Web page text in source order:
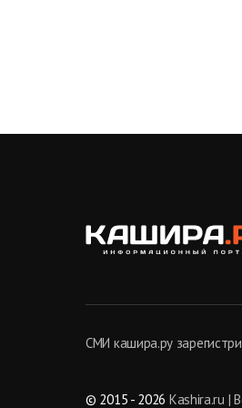
СМИ кашира.ру
© 2015 - 2026 Kashira.ru |